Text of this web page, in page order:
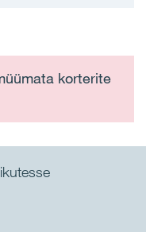
korterite